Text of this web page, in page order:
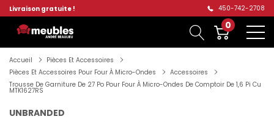
Livraison gratuite ! 450-742-2708
0
Accueil
Pièces Et Accessoires
Pièces Et Accessoires Pour Four À Micro-Ondes
Accessoires
Trousse De Garniture De 27 Po Pour Four À Micro-Ondes De Comptoir De 1,6 Pi Cu
MTK1627RS
UNBRANDED